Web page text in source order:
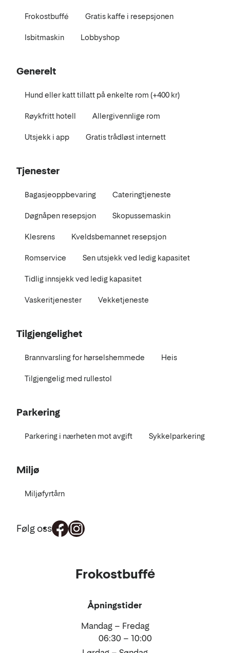
Frokostbuffé Gratis kaffe i resepsjonen
Isbitmaskin Lobbyshop
Generelt
Hund eller katt tillatt på enkelte rom (+400 kr)
Røykfritt hotell Allergivennlige rom
Utsjekk i app Gratis trådløst internett
Tjenester
Bagasjeoppbevaring Cateringtjeneste
Døgnåpen resepsjon Skopussemaskin
Klesrens Kveldsbemannet resepsjon
Romservice Sen utsjekk ved ledig kapasitet
Tidlig innsjekk ved ledig kapasitet
Vaskeritjenester Vekketjeneste
Tilgjengelighet
Brannvarsling for hørselshemmede Heis
Tilgjengelig med rullestol
Parkering
Parkering i nærheten mot avgift Sykkelparkering
Miljø
Miljøfyrtårn
Følg oss
Frokostbuffé
Åpningstider
Mandag – Fredag
06:30 – 10:00